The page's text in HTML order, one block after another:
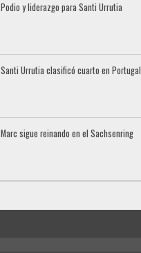
Podio y liderazgo para Santi Urrutia
Santi Urrutia clasificó cuarto en Portugal
Marc sigue reinando en el Sachsenring